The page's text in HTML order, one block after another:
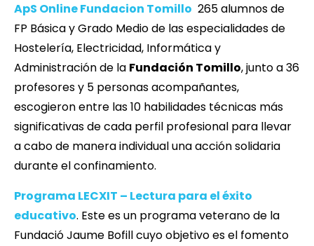
ApS Online Fundacion Tomillo 265 alumnos de
FP Básica y Grado Medio de las especialidades de
Hostelería, Electricidad, Informática y
Administración de la Fundación Tomillo, junto a 36
profesores y 5 personas acompañantes,
escogieron entre las 10 habilidades técnicas más
significativas de cada perfil profesional para llevar
a cabo de manera individual una acción solidaria
durante el confinamiento.
Programa LECXIT – Lectura para el éxito
educativo. Este es un programa veterano de la
Fundació Jaume Bofill cuyo objetivo es el fomento